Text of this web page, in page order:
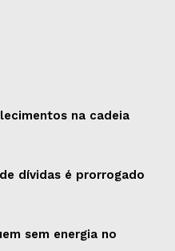
na cadeia
dívidas é prorrogado
sem energia no